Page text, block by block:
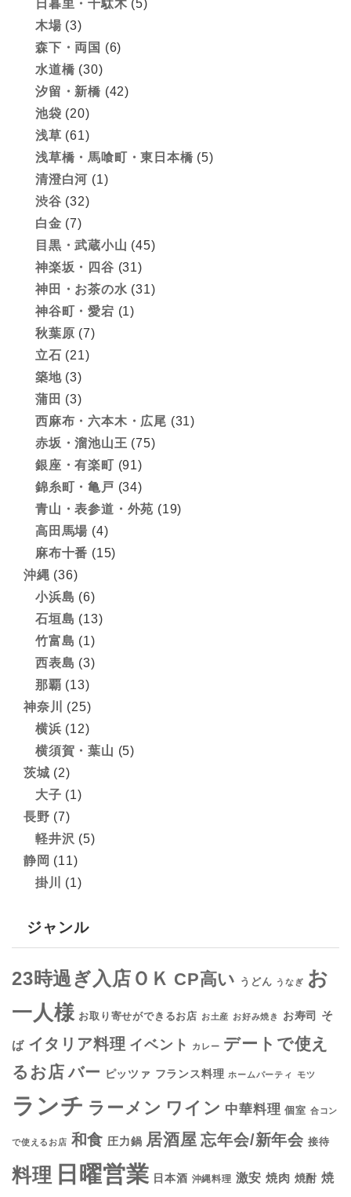
日暮里・千駄木 (5)
木場 (3)
森下・両国 (6)
水道橋 (30)
汐留・新橋 (42)
池袋 (20)
浅草 (61)
浅草橋・馬喰町・東日本橋 (5)
清澄白河 (1)
渋谷 (32)
白金 (7)
目黒・武蔵小山 (45)
神楽坂・四谷 (31)
神田・お茶の水 (31)
神谷町・愛宕 (1)
秋葉原 (7)
立石 (21)
築地(3)
蒲田 (3)
西麻布・六本木・広尾 (31)
赤坂・溜池山王 (75)
銀座・有楽町 (91)
錦糸町・亀戸 (34)
青山・表参道・外苑 (19)
高田馬場 (4)
麻布十番 (15)
沖縄 (36)
小浜島 (6)
石垣島 (13)
竹富島 (1)
西表島 (3)
那覇 (13)
神奈川
(25)
横浜 (12)
横須賀・葉山 (5)
茨城 (2)
大子 (1)
長野 (7)
軽井沢 (5)
静岡 (11)
掛川
(1)
ジャンル
23時過ぎ入店ＯＫ CP高い うどん うなぎ お
一人様 お取り寄せができるお店 お土産 お好み焼き お寿司 そ
ば イタリア料理 イベント カレー デートで使え
るお店 バー ピッツァ フランス料理 ホームパーティ モツ
ランチ ラーメン ワイン 中華料理 個室 合コン
で使えるお店 和食 圧力鍋 居酒屋 忘年会/新年会 接待
料理 日曜営業 日本酒 沖縄料理 激安 焼肉 焼酎 焼